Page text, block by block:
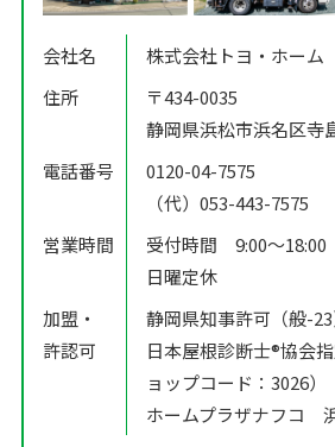
会社名
株式会社トヨ・ホーム
住所
〒434-0035
静岡県浜松市浜名区寺
電話番号
0120-04-7575
（代）053-443-7575
営業時間
受付時間 9:00〜18:00
日曜定休
加盟・
許認可
静岡県知事許可（般-
日本屋根診断士®️協会
ョップコード：3026）
ホームプラザナフコ